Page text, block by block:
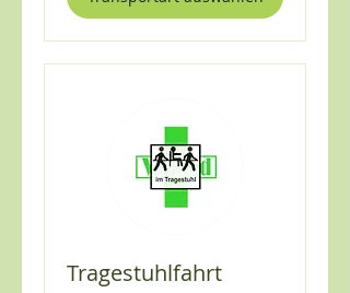
Tragestuhlfahrt